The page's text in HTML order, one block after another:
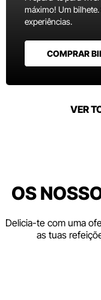
máximo! Um
experiências.
COMPRAR
VER
OS
Delicia-te com uma
as tuas